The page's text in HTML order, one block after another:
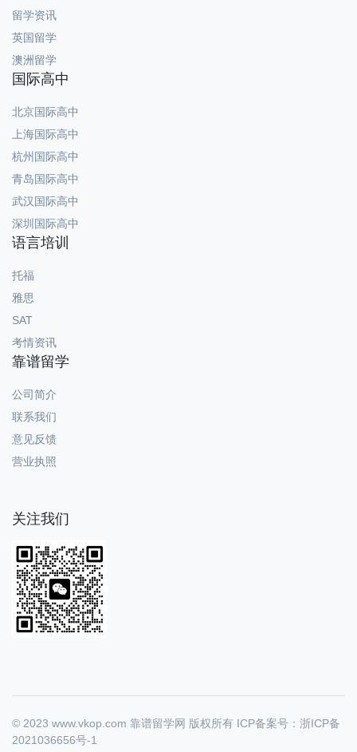
留学资讯
英国留学
澳洲留学
国际高中
北京国际高中
上海国际高中
杭州国际高中
青岛国际高中
武汉国际高中
深圳国际高中
语言培训
托福
雅思
SAT
考情资讯
靠谱留学
公司简介
联系我们
意见反馈
营业执照
关注我们
© 2023 www.vkop.com 靠谱留学网 版权所有 ICP备案号：浙ICP备
2021036656号-1